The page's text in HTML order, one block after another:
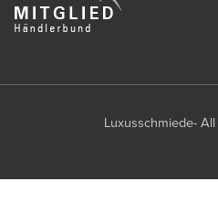
Luxusschmiede-